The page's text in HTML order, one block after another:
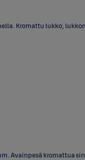
Kromattu lukko,
Avainpesä kromattua